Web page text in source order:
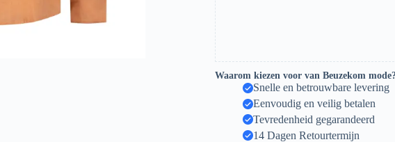
Waarom kiezen voor van Beuzekom
Snelle en betrouwbare levering
Eenvoudig en veilig betalen
Tevredenheid gegarandeerd
14 Dagen Retourtermijn